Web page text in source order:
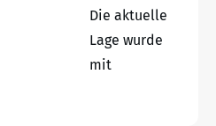
Die aktuelle
Lage wurde
mit